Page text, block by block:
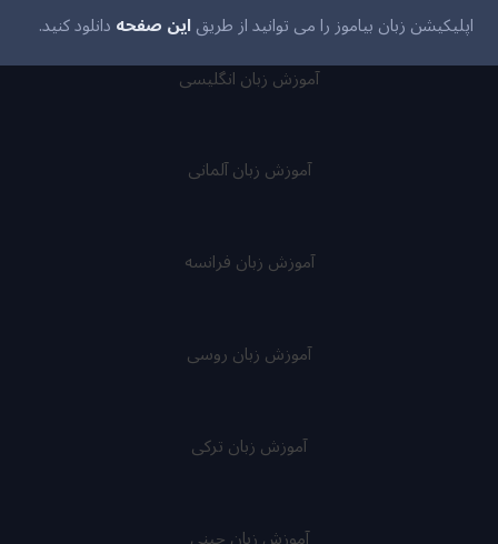
اپلیکیشن زبان بیاموز را می توانید از طریقاین صفحهدانلود کنید.
آموزش زبان انگلیسی
آموزش زبان آلمانی
آموزش زبان فرانسه
آموزش زبان روسی
آموزش زبان ترکی